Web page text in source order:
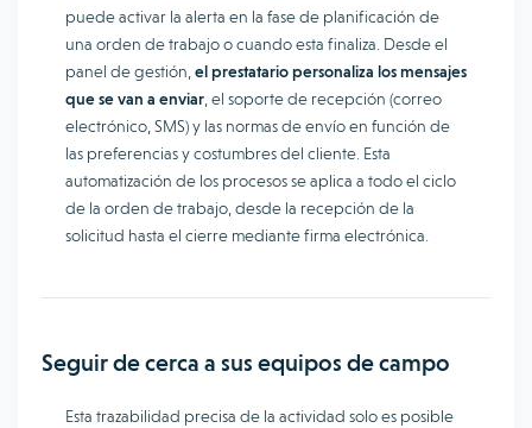
puede activar la alerta en la fase de planificación de
una orden de trabajo o cuando esta finaliza. Desde el
panel de gestión, el prestatario personaliza los mensajes
que se van a enviar , el soporte de recepción (correo
electrónico, SMS) y las normas de envío en función de
las preferencias y costumbres del cliente. Esta
automatización de los procesos se aplica a todo el ciclo
de la orden de trabajo, desde la recepción de la
solicitud hasta el cierre mediante firma electrónica.
Seguir de cerca a sus equipos de campo
Esta trazabilidad precisa de la actividad solo es posible